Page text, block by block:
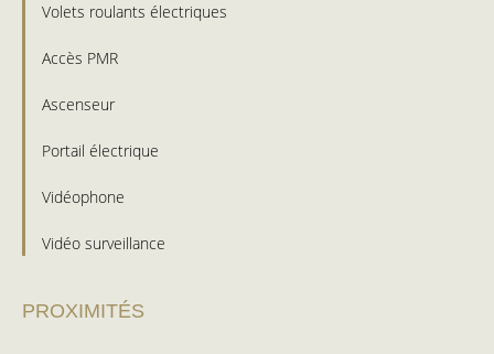
Volets roulants électriques
Accès PMR
Ascenseur
Portail électrique
Vidéophone
Vidéo surveillance
PROXIMITÉS